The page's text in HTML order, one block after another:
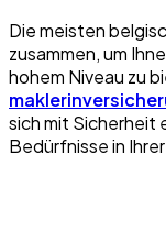
Die meisten
zusammen, um
hohem Niveau zu
sich mit Sicherheit
Bedürfnisse in